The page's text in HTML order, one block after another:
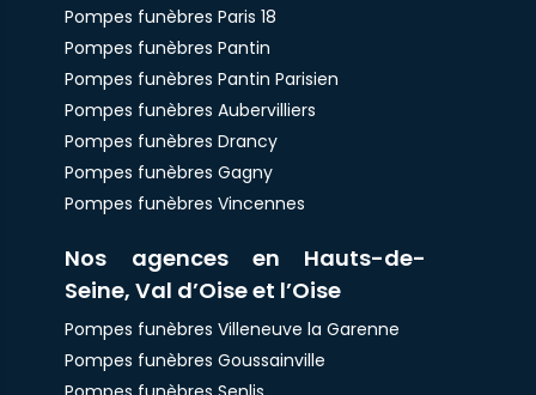
Pompes funèbres Paris 18
Pompes funèbres Pantin
Pompes funèbres Pantin Parisien
Pompes funèbres Aubervilliers
Pompes funèbres Drancy
Pompes funèbres Gagny
Pompes funèbres Vincennes
Nos agences en Hauts-de-
Seine, Val d’Oise et l’Oise
Pompes funèbres Villeneuve la Garenne
Pompes funèbres Goussainville